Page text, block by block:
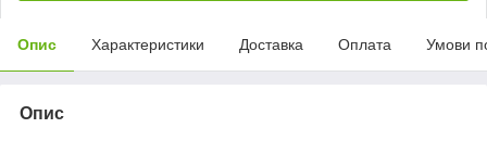
Опис Характеристики Доставка Оплата Умови
Опис